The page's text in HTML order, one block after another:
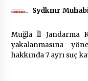
Çevre
9
Muğla İl Jandarma
yakalanmasına
hakkında 7 ayrı suç